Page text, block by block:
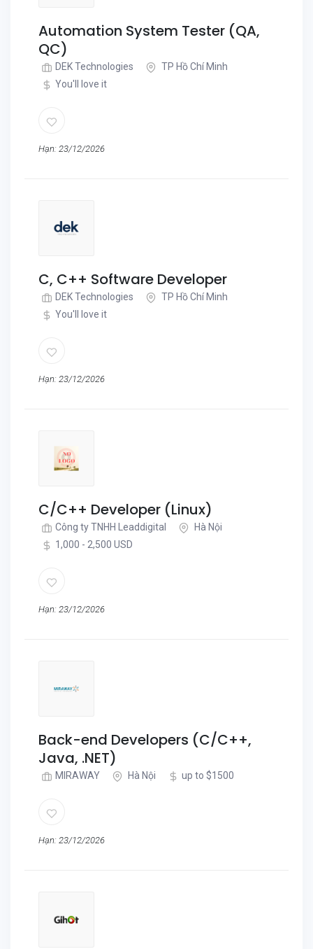
Automation System Tester (QA,
QC)
DEK Technologies
TP Hồ Chí Minh
You'll love it
Hạn: 23/12/2026
C, C++ Software Developer
DEK Technologies
TP Hồ Chí Minh
You'll love it
Hạn: 23/12/2026
C/C++ Developer (Linux)
Công ty TNHH Leaddigital
Hà Nội
1,000 - 2,500 USD
Hạn: 23/12/2026
Back-end Developers (C/C++,
Java, .NET)
MIRAWAY Hà Nội up to $1500
Hạn: 23/12/2026